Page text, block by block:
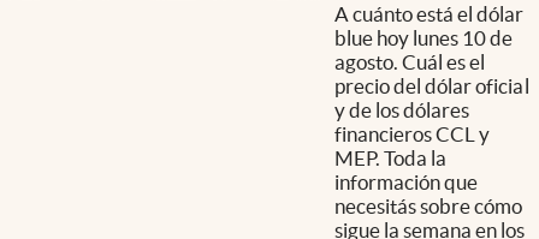
A cuánto está el dólar
blue hoy lunes 10 de
agosto. Cuál es el
precio del dólar oficial
y de los dólares
financieros CCL y
MEP. Toda la
información que
necesitás sobre cómo
sigue la semana en los